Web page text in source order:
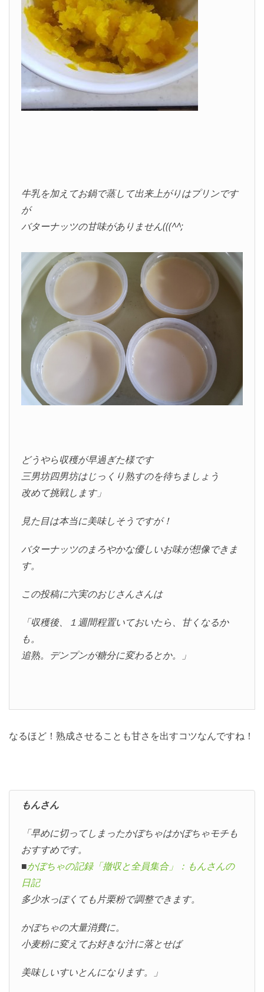
牛乳を加えてお鍋で蒸して出来上がりはプリンです
が
バターナッツの甘味がありません(((^^;
どうやら収穫が早過ぎた様です
三男坊四男坊はじっくり熟すのを待ちましょう
改めて挑戦します」
見た目は本当に美味しそうですが！
バターナッツのまろやかな優しいお味が想像できま
す。
この投稿に六実のおじさんさんは
「収穫後、１週間程置いておいたら、甘くなるか
も。
追熟。デンプンが糖分に変わるとか。」
なるほど！熟成させることも甘さを出すコツなんですね！
もんさん
「早めに切ってしまったかぼちゃはかぼちゃモチも
おすすめです。
■かぼちゃの記録「撤収と全員集合」：もんさんの
日記
多少水っぽくても片栗粉で調整できます。
かぼちゃの大量消費に。
小麦粉に変えてお好きな汁に落とせば
美味しいすいとんになります。」